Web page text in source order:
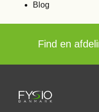
Blog
Find en